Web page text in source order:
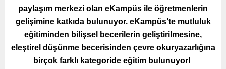
paylaşım merkezi olan eKampüs ile öğretmenlerin
gelişimine katkıda bulunuyor. eKampüs’te mutluluk
eğitiminden bilişsel becerilerin geliştirilmesine,
eleştirel düşünme becerisinden çevre okuryazarlığına
birçok farklı kategoride eğitim bulunuyor!